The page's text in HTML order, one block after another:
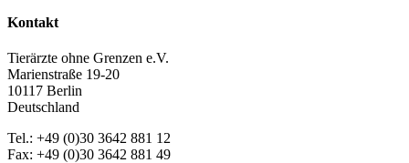
Kontakt
Tierärzte ohne Grenzen e.V.
Marienstraße 19-20
10117 Berlin
Deutschland
Tel.: +49 (0)30 3642 881 12
Fax: +49 (0)30 3642 881 49